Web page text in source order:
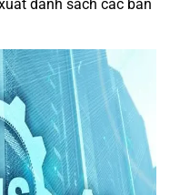
danh sách các bản